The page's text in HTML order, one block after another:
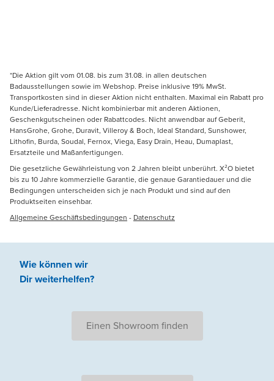
*Die Aktion gilt vom 01.08. bis zum 31.08. in allen deutschen
Badausstellungen sowie im Webshop. Preise inklusive 19% MwSt.
Transportkosten sind in dieser Aktion nicht enthalten. Maximal ein Rabatt pro
Kunde/Lieferadresse. Nicht kombinierbar mit anderen Aktionen,
Geschenkgutscheinen oder Rabattcodes. Nicht anwendbar auf Geberit,
HansGrohe, Grohe, Duravit, Villeroy & Boch, Ideal Standard, Sunshower,
Lithofin, Burda, Soudal, Fernox, Viega, Easy Drain, Heau, Dumaplast,
Ersatzteile und Maßanfertigungen.
Die gesetzliche Gewährleistung von 2 Jahren bleibt unberührt. X²O bietet
bis zu 10 Jahre kommerzielle Garantie, die genaue Garantiedauer und die
Bedingungen unterscheiden sich je nach Produkt und sind auf den
Produktseiten einsehbar.
Allgemeine Geschäftsbedingungen - Datenschutz
Wie können wir
Dir weiterhelfen?
Einen Showroom finden